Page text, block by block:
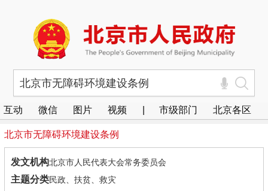
互动 微信 图片 视频 市级部门 北京各区
北京市无障碍环境建设条例
发文机构北京市人民代表大会常务委员会
主题分类民政、扶贫、救灾